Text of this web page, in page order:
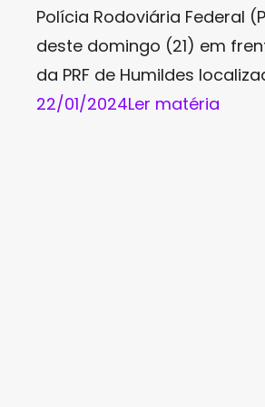
Polícia Rodoviária Federal
deste domingo (21) em
da PRF de Humildes
22/01/2024Ler matéria